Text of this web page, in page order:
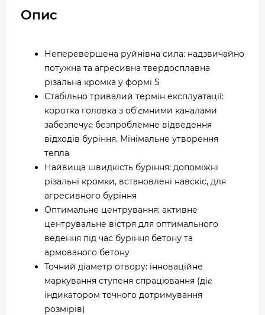
Опис
Неперевершена руйнівна сила: надзвичайно
потужна та агресивна твердосплавна
різальна кромка у формі S
Стабільно тривалий термін експлуатації:
коротка головка з об'ємними каналами
забезпечує безпроблемне відведення
відходів буріння. Мінімальне утворення
тепла
Найвища швидкість буріння: допоміжні
різальні кромки, встановлені навскіс, для
агресивного буріння
Оптимальне центрування: активне
центрувальне вістря для оптимального
ведення під час буріння бетону та
армованого бетону
Точний діаметр отвору: інноваційне
маркування ступеня спрацювання (діє
індикатором точного дотримування
розмірів)